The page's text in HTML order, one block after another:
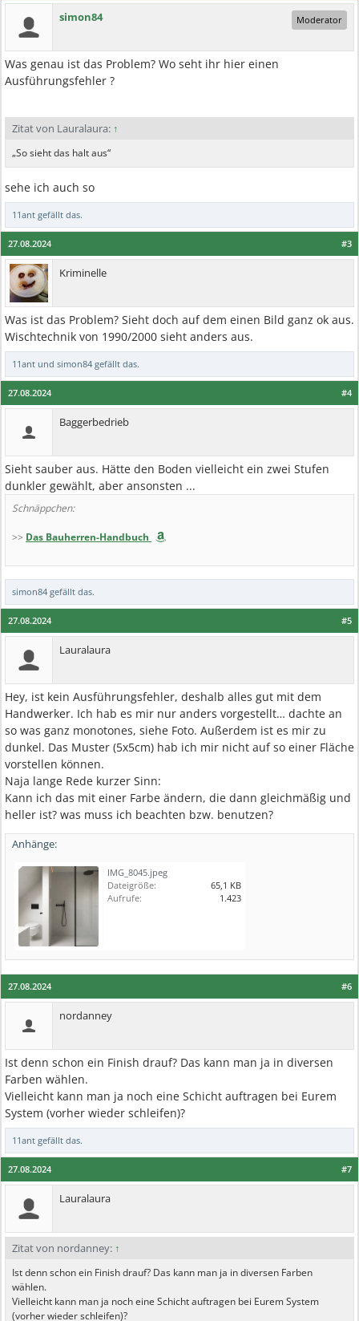
simon84 Moderator
Was genau ist das Problem? Wo seht ihr hier einen
Ausführungsfehler ?
Zitat von Lauralaura: ↑
„So sieht das halt aus“
sehe ich auch so
11ant gefällt das.
#3
27.08.2024
Kriminelle
Was ist das Problem? Sieht doch auf dem einen Bild ganz ok aus.
Wischtechnik von 1990/2000 sieht anders aus.
11ant und simon84 gefällt das.
#4
27.08.2024
Baggerbedrieb
Sieht sauber aus. Hätte den Boden vielleicht ein zwei Stufen
dunkler gewählt, aber ansonsten ...
Schnäppchen:
>> Das Bauherren-Handbuch
simon84 gefällt das.
#5
27.08.2024
Lauralaura
Hey, ist kein Ausführungsfehler, deshalb alles gut mit dem
Handwerker. Ich hab es mir nur anders vorgestellt… dachte an
so was ganz monotones, siehe Foto. Außerdem ist es mir zu
dunkel. Das Muster (5x5cm) hab ich mir nicht auf so einer Fläche
vorstellen können.
Naja lange Rede kurzer Sinn:
Kann ich das mit einer Farbe ändern, die dann gleichmäßig und
heller ist? was muss ich beachten bzw. benutzen?
Anhänge:
IMG_8045.jpeg
Dateigröße:
65,1 KB
Aufrufe:
1.423
#6
27.08.2024
nordanney
Ist denn schon ein Finish drauf? Das kann man ja in diversen
Farben wählen.
Vielleicht kann man ja noch eine Schicht auftragen bei Eurem
System (vorher wieder schleifen)?
11ant gefällt das.
#7
27.08.2024
Lauralaura
Zitat von nordanney: ↑
Ist denn schon ein Finish drauf? Das kann man ja in diversen Farben
wählen.
Vielleicht kann man ja noch eine Schicht auftragen bei Eurem System
(vorher wieder schleifen)?